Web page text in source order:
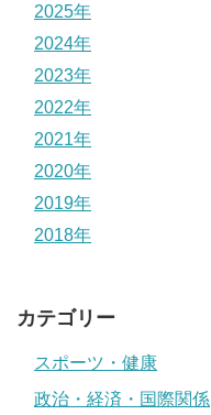
2025年
2024年
2023年
2022年
2021年
2020年
2019年
2018年
カテゴリー
スポーツ・健康
政治・経済・国際関係